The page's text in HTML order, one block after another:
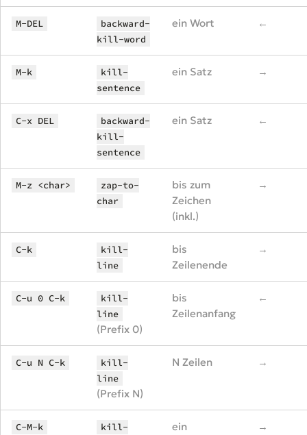
M-DEL
backward-
kill-word
ein Wort ←
M-k
kill-
sentence
ein Satz →
C-x DEL
backward-
kill-
sentence
ein Satz ←
M-z <char>
zap-to-
char
bis zum
Zeichen
(inkl.)
→
C-k
kill-
line
bis
Zeilenende
→
C-u 0 C-k
kill-
line
(Prefix 0)
bis
Zeilenanfang
←
C-u N C-k
kill-
line
(Prefix N)
N Zeilen →
C-M-k
kill-
ein
→